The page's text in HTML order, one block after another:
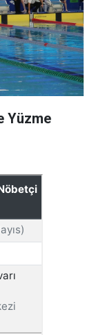
Yüzme